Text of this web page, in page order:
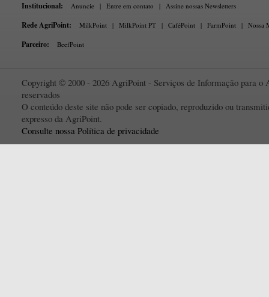
Institucional: Anuncie | Entre em contato | Assine nossas Newsletters
Rede AgriPoint: MilkPoint | MilkPoint PT | CaféPoint | FarmPoint | Nossa
Parceiro: BeefPoint
Copyright © 2000 - 2026 AgriPoint - Serviços de Informação para o
reservados
O conteúdo deste site não pode ser copiado, reproduzido ou
expresso da AgriPoint.
Consulte nossa Política de privacidade